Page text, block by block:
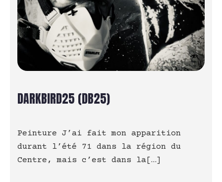
DARKBIRD25 (DB25)
Peinture J’ai fait mon apparition
durant l’été 71 dans la région du
Centre, mais c’est dans la[…]